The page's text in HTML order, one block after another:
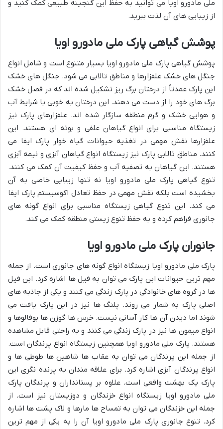
ملی مادورو اویا می توانید به حفظ این گنجینه طبیعی کمک کنید و
از زیبایی های آن لذت ببرید.
پوشش گیاهی پارک ملی مادورو اویا
پوشش گیاهی پارک ملی مادورو اویا بسیار متنوع است و شامل انواع
جنگل های خشک علفزارها و مناطق تالابی می شود. جنگل های خشک
این پارک عمدتاً از درختان برگ ریز تشکیل شده اند که در فصل خشک
برگ های خود را از دست می دهند. این درختان به خوبی با شرایط آب
و هوایی خشک و گرم منطقه سازگار شده اند. علفزارهای پارک نیز
زیستگاه مناسبی برای انواع گیاهان علفی و بوته ای هستند. این
علفزارها نقش مهمی در تغذیه حیوانات گیاه خوار پارک ایفا می
کنند. مناطق تالابی پارک نیز زیستگاه انواع گیاهان آبزی و نیمه آبزی
هستند. این گیاهان به تصفیه آب و حفظ کیفیت آن کمک می کنند.
تنوع گیاهی پارک ملی مادورو اویا نه تنها زیبایی خاصی به آن
بخشیده است بلکه نقش مهمی در حفظ تعادل اکوسیستم پارک ایفا
می کند. این تنوع گیاهی زیستگاه مناسبی برای انواع گونه های
جانوری فراهم کرده و به حفظ تنوع زیستی منطقه کمک می کند.
جانوران پارک ملی مادورو اویا
پارک ملی مادورو اویا زیستگاه انواع گونه های جانوری است. از جمله
مهم ترین حیوانات این پارک می توان به فیل ها اشاره کرد. این فیل
ها در گروه های خانوادگی در پارک زندگی می کنند و یکی از جاذبه های
اصلی پارک به شمار می روند. پلنگ ها نیز در این پارک یافت می
شوند اما دیدن آن ها کار آسانی نیست. خرس ها گوزن ها بوفالوها و
انواع میمون ها نیز در پارک زندگی می کنند و به راحتی قابل مشاهده
هستند. پارک ملی مادورو اویا همچنین زیستگاه انواع پرندگان است.
از جمله این پرندگان می توان به عقاب ها شاهین ها طوطی ها و
انواع پرندگان آبزی اشاره کرد. برای علاقه مندان به پرنده نگری این
پارک یک بهشت واقعی است. علاوه بر پستانداران و پرندگان پارک
ملی مادورو اویا زیستگاه انواع خزندگان و دوزیستان نیز است. از
جمله این خزندگان می توان به تمساح ها مارها و لاک پشت ها اشاره
کرد. تنوع جانوری پارک ملی مادورو اویا آن را به یکی از مهم ترین